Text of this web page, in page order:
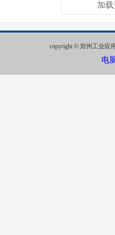
加
copyright © 郑州工业应
电